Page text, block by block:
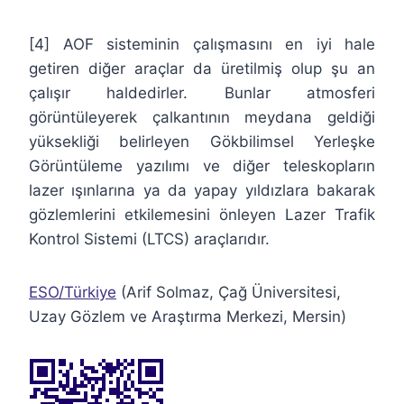
[4] AOF sisteminin çalışmasını en iyi hale
getiren diğer araçlar da üretilmiş olup şu an
çalışır haldedirler. Bunlar atmosferi
görüntüleyerek çalkantının meydana geldiği
yüksekliği belirleyen Gökbilimsel Yerleşke
Görüntüleme yazılımı ve diğer teleskopların
lazer ışınlarına ya da yapay yıldızlara bakarak
gözlemlerini etkilemesini önleyen Lazer Trafik
Kontrol Sistemi (LTCS) araçlarıdır.
ESO/Türkiye (Arif Solmaz, Çağ Üniversitesi,
Uzay Gözlem ve Araştırma Merkezi, Mersin)